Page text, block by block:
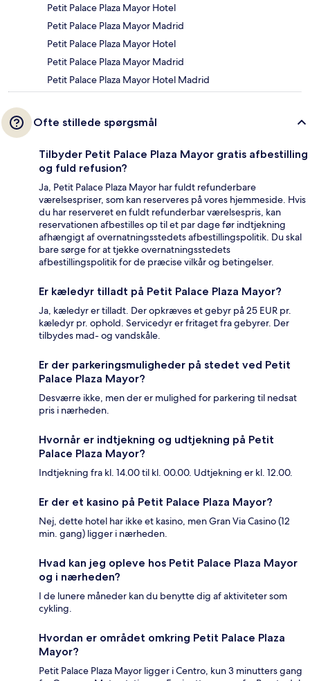
Petit Palace Plaza Mayor Hotel
Petit Palace Plaza Mayor Madrid
Petit Palace Plaza Mayor Hotel
Petit Palace Plaza Mayor Madrid
Petit Palace Plaza Mayor Hotel Madrid
Ofte stillede spørgsmål
Tilbyder Petit Palace Plaza Mayor gratis afbestilling
og fuld refusion?
Ja, Petit Palace Plaza Mayor har fuldt refunderbare
værelsespriser, som kan reserveres på vores hjemmeside. Hvis
du har reserveret en fuldt refunderbar værelsespris, kan
reservationen afbestilles op til et par dage før indtjekning
afhængigt af overnatningsstedets afbestillingspolitik. Du skal
bare sørge for at tjekke overnatningsstedets
afbestillingspolitik for de præcise vilkår og betingelser.
Er kæledyr tilladt på Petit Palace Plaza Mayor?
Ja, kæledyr er tilladt. Der opkræves et gebyr på 25 EUR pr.
kæledyr pr. ophold. Servicedyr er fritaget fra gebyrer. Der
tilbydes mad- og vandskåle.
Er der parkeringsmuligheder på stedet ved Petit
Palace Plaza Mayor?
Desværre ikke, men der er mulighed for parkering til nedsat
pris i nærheden.
Hvornår er indtjekning og udtjekning på Petit
Palace Plaza Mayor?
Indtjekning fra kl. 14.00 til kl. 00.00. Udtjekning er kl. 12.00.
Er der et kasino på Petit Palace Plaza Mayor?
Nej, dette hotel har ikke et kasino, men Gran Via Casino (12
min. gang) ligger i nærheden.
Hvad kan jeg opleve hos Petit Palace Plaza Mayor
og i nærheden?
I de lunere måneder kan du benytte dig af aktiviteter som
cykling.
Hvordan er området omkring Petit Palace Plaza
Mayor?
Petit Palace Plaza Mayor ligger i Centro, kun 3 minutters gang